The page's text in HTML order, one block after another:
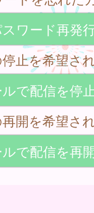
ワード再発
止を希望さ
で配信を停
開を希望さ
で配信を再